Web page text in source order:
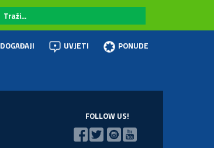
Traži...
DOGAĐAJI UVJETI PONUDE
FOLLOW US!